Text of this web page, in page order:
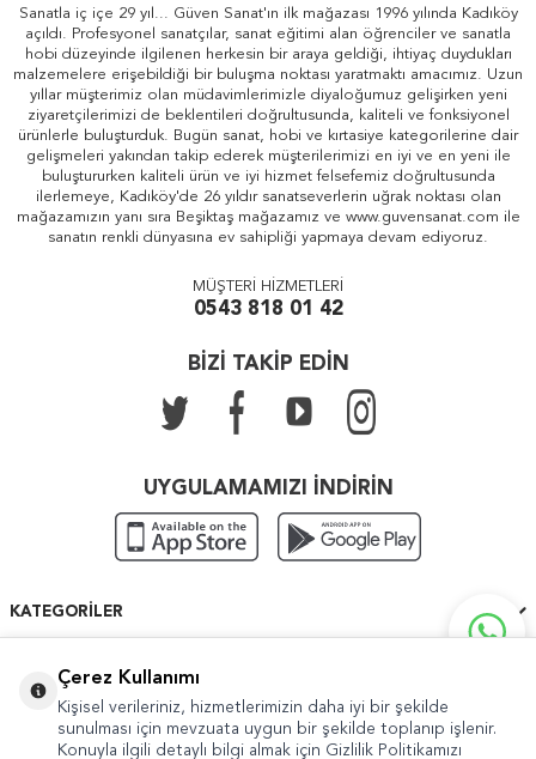
Sanatla iç içe 29 yıl... Güven Sanat'ın ilk mağazası 1996 yılında Kadıköy
açıldı. Profesyonel sanatçılar, sanat eğitimi alan öğrenciler ve sanatla
hobi düzeyinde ilgilenen herkesin bir araya geldiği, ihtiyaç duydukları
malzemelere erişebildiği bir buluşma noktası yaratmaktı amacımız. Uzun
yıllar müşterimiz olan müdavimlerimizle diyaloğumuz gelişirken yeni
ziyaretçilerimizi de beklentileri doğrultusunda, kaliteli ve fonksiyonel
ürünlerle buluşturduk. Bugün sanat, hobi ve kırtasiye kategorilerine dair
gelişmeleri yakından takip ederek müşterilerimizi en iyi ve en yeni ile
buluştururken kaliteli ürün ve iyi hizmet felsefemiz doğrultusunda
ilerlemeye, Kadıköy'de 26 yıldır sanatseverlerin uğrak noktası olan
mağazamızın yanı sıra Beşiktaş mağazamız ve www.guvensanat.com ile
sanatın renkli dünyasına ev sahipliği yapmaya devam ediyoruz.
MÜŞTERİ HİZMETLERİ
0543 818 01 42
BİZİ TAKİP EDİN
UYGULAMAMIZI İNDİRİN
KATEGORILER
HIZLI ERIŞIM
Çerez Kullanımı
Kişisel verileriniz, hizmetlerimizin daha iyi bir şekilde
sunulması için mevzuata uygun bir şekilde toplanıp işlenir.
Konuyla ilgili detaylı bilgi almak için Gizlilik Politikamızı